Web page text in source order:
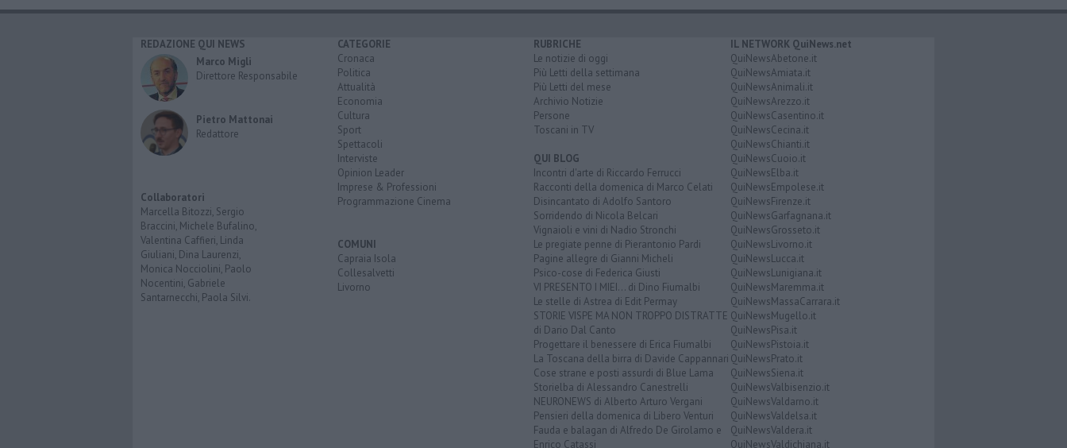
REDAZIONE QUI NEWS
Marco Migli
Direttore Responsabile
Pietro Mattonai
Redattore
Collaboratori
Marcella Bitozzi, Sergio
Braccini, Michele Bufalino,
Valentina Caffieri, Linda
Giuliani, Dina Laurenzi,
Monica Nocciolini, Paolo
Nocentini, Gabriele
Santarnecchi, Paola Silvi.
CATEGORIE
Cronaca
Politica
Attualità
Economia
Cultura
Sport
Spettacoli
Interviste
Opinion Leader
Imprese & Professioni
Programmazione Cinema
COMUNI
Capraia Isola
Collesalvetti
Livorno
RUBRICHE
Le notizie di oggi
Più Letti della settimana
Più Letti del mese
Archivio Notizie
Persone
Toscani in TV
QUI BLOG
Incontri d'arte di Riccardo Ferrucci
Racconti della domenica di Marco Celati
Disincantato di Adolfo Santoro
Sorridendo di Nicola Belcari
Vignaioli e vini di Nadio Stronchi
Le pregiate penne di Pierantonio Pardi
Pagine allegre di Gianni Micheli
Psico-cose di Federica Giusti
VI PRESENTO I MIEI... di Dino Fiumalbi
Le stelle di Astrea di Edit Permay
STORIE VISPE MA NON TROPPO DISTRATTE
di Dario Dal Canto
Progettare il benessere di Erica Fiumalbi
La Toscana della birra di Davide Cappannari
Cose strane e posti assurdi di Blue Lama
Storielba di Alessandro Canestrelli
NEURONEWS di Alberto Arturo Vergani
Pensieri della domenica di Libero Venturi
Fauda e balagan di Alfredo De Girolamo e
Enrico Catassi
IL NETWORK QuiNews.net
QuiNewsAbetone.it
QuiNewsAmiata.it
QuiNewsAnimali.it
QuiNewsArezzo.it
QuiNewsCasentino.it
QuiNewsCecina.it
QuiNewsChianti.it
QuiNewsCuoio.it
QuiNewsElba.it
QuiNewsEmpolese.it
QuiNewsFirenze.it
QuiNewsGarfagnana.it
QuiNewsGrosseto.it
QuiNewsLivorno.it
QuiNewsLucca.it
QuiNewsLunigiana.it
QuiNewsMaremma.it
QuiNewsMassaCarrara.it
QuiNewsMugello.it
QuiNewsPisa.it
QuiNewsPistoia.it
QuiNewsPrato.it
QuiNewsSiena.it
QuiNewsValbisenzio.it
QuiNewsValdarno.it
QuiNewsValdelsa.it
QuiNewsValdera.it
QuiNewsValdichiana.it